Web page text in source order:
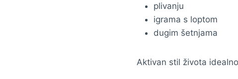
plivanju
igrama s loptom
dugim šetnjama
Aktivan stil života